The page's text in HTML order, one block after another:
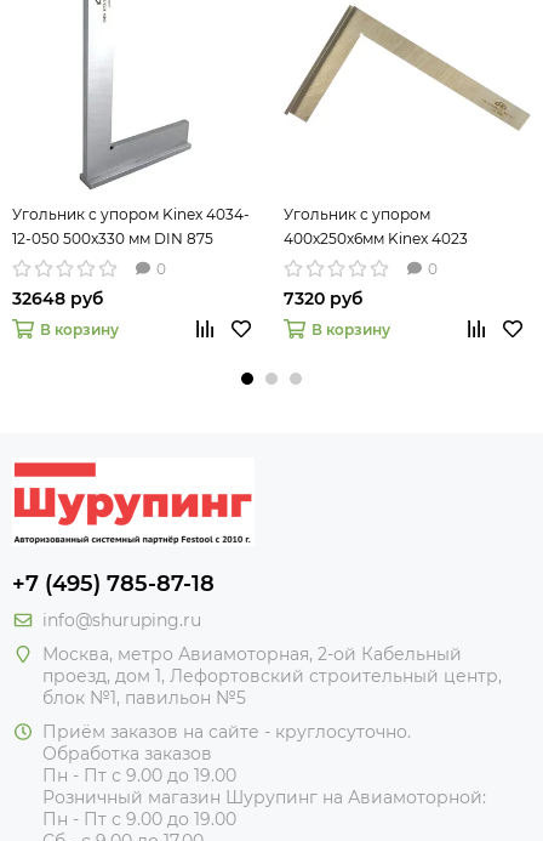
Угольник с упором Kinex 4034-
12-050 500x330 мм DIN 875
0
32648 руб
В корзину
Угольник с упором
400х250х6мм Kinex 4023
0
7320 руб
В корзину
+7 (495) 785-87-18
info@shuruping.ru
Москва, метро Авиамоторная, 2-ой Кабельный
проезд, дом 1, Лефортовский строительный центр,
блок №1, павильон №5
Приём заказов на сайте - круглосуточно.
Обработка заказов
Пн - Пт с 9.00 до 19.00
Розничный магазин Шурупинг на Авиамоторной:
Пн - Пт с 9.00 до 19.00